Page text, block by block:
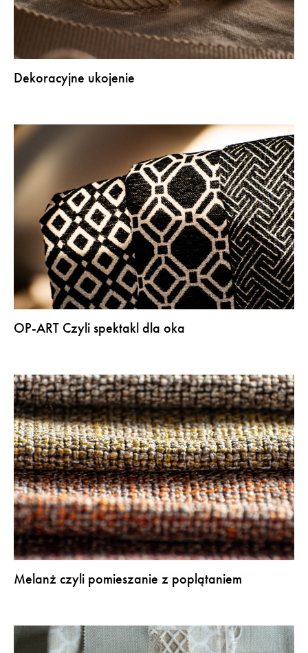
Dekoracyjne ukojenie
OP-ART Czyli spektakl dla oka
Melanż czyli pomieszanie z poplątaniem